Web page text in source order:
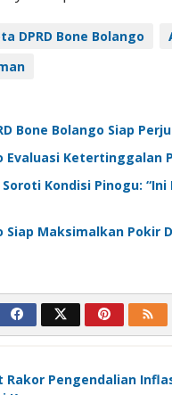
DPRD Bone Bolango
Bone Bolango Siap
Evaluasi Ketertinggalan
Kondisi Pinogu:
Siap Maksimalkan
Rakor Pengendalian